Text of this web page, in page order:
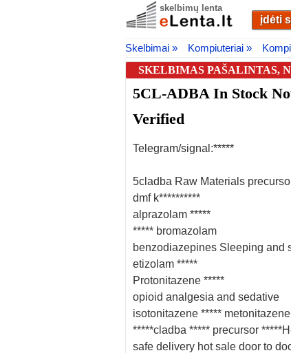
skelbimų lenta
įdėti
Skelbimai » Kompiuteriai »
SKELBIMAS PAŠALINTAS,
5CL-ADBA In Stock
Verified
Telegram/signal:*****
5cladba Raw Materials
dmf k**********
alprazolam *****
***** bromazolam
benzodiazepines Sleeping and
etizolam *****
Protonitazene *****
opioid analgesia and sedative
isotonitazene *****
*****cladba ***** precursor
safe delivery hot sale door to